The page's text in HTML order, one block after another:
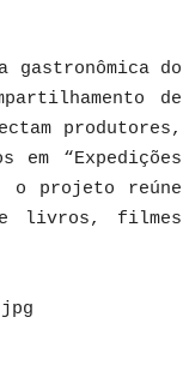
do
de
produtores,
“Expedições
o projeto reúne
livros, filmes